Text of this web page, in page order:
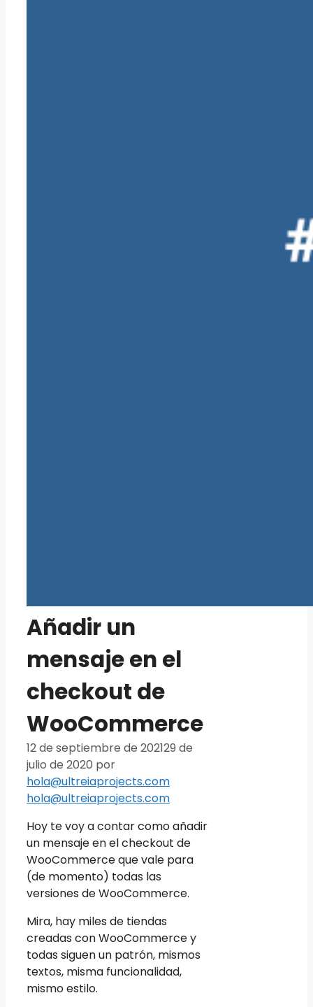
Añadir un
mensaje en el
checkout de
WooCommerce
12 de septiembre de 202129 de
julio de 2020 por
hola@ultreiaprojects.com
hola@ultreiaprojects.com
Hoy te voy a contar como añadir
un mensaje en el checkout de
WooCommerce que vale para
(de momento) todas las
versiones de WooCommerce.
Mira, hay miles de tiendas
creadas con WooCommerce y
todas siguen un patrón, mismos
textos, misma funcionalidad,
mismo estilo.